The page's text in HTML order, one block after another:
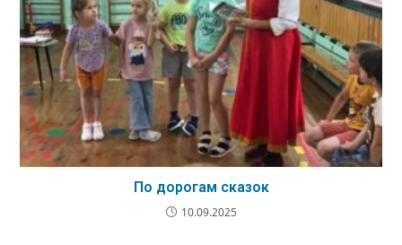
По дорогам сказок
10.09.2025